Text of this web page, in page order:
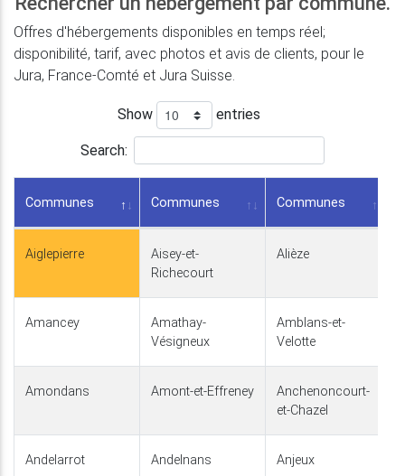
Offres d'hébergements disponibles en temps réel;
disponibilité, tarif, avec photos et avis de clients, pour le
Jura, France-Comté et Jura Suisse.
Show entries
Search:
Communes Communes Communes
Aiglepierre
Aisey-et-
Richecourt
Alièze
Amancey
Amathay-
Vésigneux
Amblans-et-
Velotte
Amondans Amont-et-Effreney
Anchenoncourt-
et-Chazel
Andelarrot Andelnans Anjeux